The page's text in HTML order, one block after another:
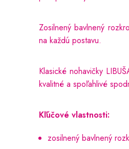
Zosilnený bavlnený
na každú postavu.
Klasické nohavičky
kvalitné a spoľahlivé
Kľúčové vlastnosti:
zosilnený bavlnený